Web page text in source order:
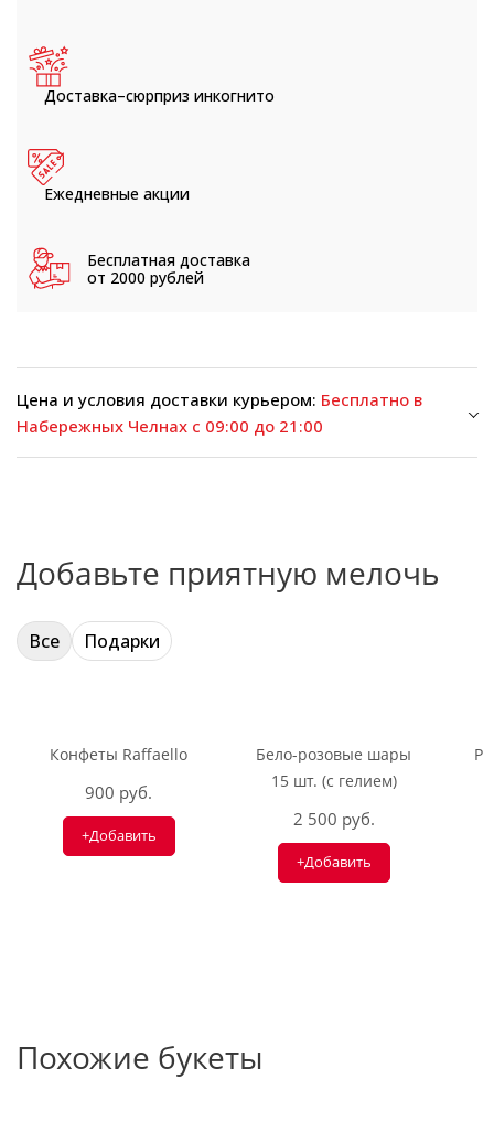
Доставка–сюрприз инкогнито
Ежедневные акции
Бесплатная доставка
от 2000 рублей
Цена и условия доставки курьером: Бесплатно в
Набережных Челнах с 09:00 до 21:00
Добавьте приятную мелочь
Все Подарки
Конфеты Raffaello
900 руб.
+Добавить
Бело-розовые шары
15 шт. (с гелием)
2 500 руб.
+Добавить
Похожие букеты